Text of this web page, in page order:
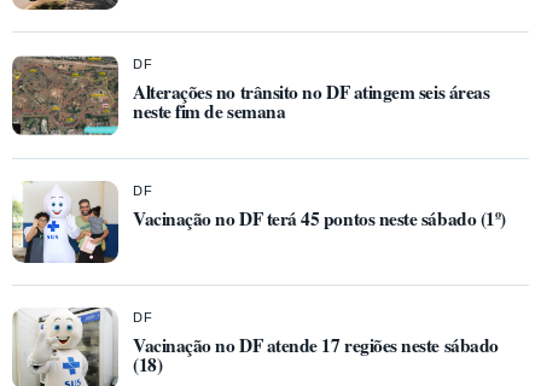
DF
Alterações no trânsito no DF atingem seis áreas
neste fim de semana
DF
Vacinação no DF terá 45 pontos neste sábado (1º)
DF
Vacinação no DF atende 17 regiões neste sábado
(18)